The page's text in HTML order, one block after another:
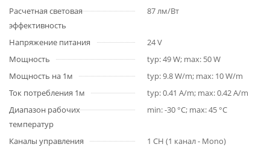
Расчетная световая
эффективность
87 лм/Вт
Напряжение питания
24 V
Мощность
typ: 49 W; max: 50 W
Мощность на 1м
typ: 9.8 W/m; max: 10 W/m
Ток потребления 1м
typ: 0.41 A/m; max: 0.42 A/m
Диапазон рабочих
температур
min: -30 °C; max: 45 °C
Каналы управления
1 CH (1 канал - Mono)